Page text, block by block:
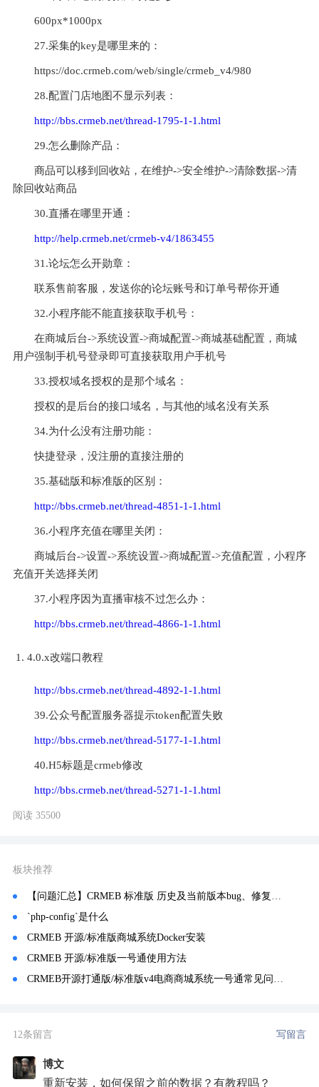
600px*1000px
27.采集的key是哪里来的：
https://doc.crmeb.com/web/single/crmeb_v4/980
28.配置门店地图不显示列表：
http://bbs.crmeb.net/thread-1795-1-1.html
29.怎么删除产品：
商品可以移到回收站，在维护->安全维护->清除数据->清
除回收站商品
30.直播在哪里开通：
http://help.crmeb.net/crmeb-v4/1863455
31.论坛怎么开勋章：
联系售前客服，发送你的论坛账号和订单号帮你开通
32.小程序能不能直接获取手机号：
在商城后台->系统设置->商城配置->商城基础配置，商城
用户强制手机号登录即可直接获取用户手机号
33.授权域名授权的是那个域名：
授权的是后台的接口域名，与其他的域名没有关系
34.为什么没有注册功能：
快捷登录，没注册的直接注册的
35.基础版和标准版的区别：
http://bbs.crmeb.net/thread-4851-1-1.html
36.小程序充值在哪里关闭：
商城后台->设置->系统设置->商城配置->充值配置，小程序
充值开关选择关闭
37.小程序因为直播审核不过怎么办：
http://bbs.crmeb.net/thread-4866-1-1.html
4.0.x改端口教程
http://bbs.crmeb.net/thread-4892-1-1.html
39.公众号配置服务器提示token配置失败
http://bbs.crmeb.net/thread-5177-1-1.html
40.H5标题是crmeb修改
http://bbs.crmeb.net/thread-5271-1-1.html
阅读 35500
板块推荐
【问题汇总】CRMEB 标准版 历史及当前版本bug、修复、常见问题记录汇总！
`php-config`是什么
CRMEB 开源/标准版商城系统Docker安装
CRMEB 开源/标准版一号通使用方法
CRMEB开源打通版/标准版v4电商商城系统一号通常见问题总结
12条留言 写留言
博文
重新安装，如何保留之前的数据？有教程吗？